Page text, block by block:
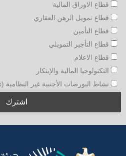
قطاع الاوراق المالية
قطاع تمويل الرهن العقاري
قطاع التأمين
قطاع التأجير التمويلي
قطاع الاعلام
التكنولوجيا المالية والإبتكار
نشاط البورصات الأجنبية غير النظامية (Forex)